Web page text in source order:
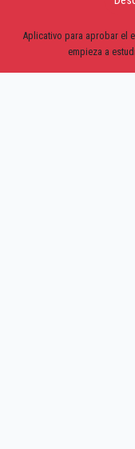
Aplicativo para aprobar el
empieza a